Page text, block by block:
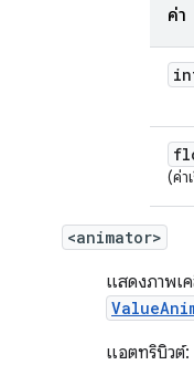
ค่า
(ค่า
<animator>
แสดงภาพเ
แอตทริบิวต์: